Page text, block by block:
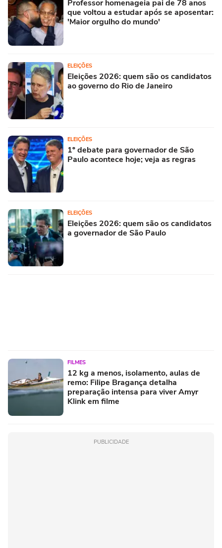
Professor homenageia pai de 78 anos
que voltou a estudar após se aposentar:
'Maior orgulho do mundo'
ELEIÇÕES
Eleições 2026: quem são os candidatos
ao governo do Rio de Janeiro
ELEIÇÕES
1º debate para governador de São
Paulo acontece hoje; veja as regras
ELEIÇÕES
Eleições 2026: quem são os candidatos
a governador de São Paulo
FILMES
12 kg a menos, isolamento, aulas de
remo: Filipe Bragança detalha
preparação intensa para viver Amyr
Klink em filme
PUBLICIDADE